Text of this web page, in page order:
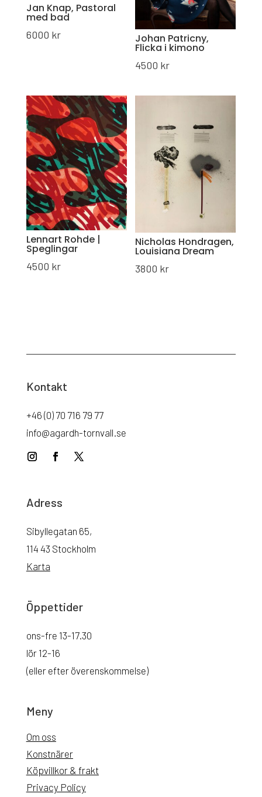
Jan Knap, Pastoral
med bad
6000 kr Johan Patricny,
Flicka i kimono
4500 kr
Lennart Rohde |
Speglingar
4500 kr
Nicholas Hondragen,
Louisiana Dream
3800 kr
Kontakt
+46 (0) 70 716 79 77
info@agardh-tornvall.se
Adress
Sibyllegatan 65,
114 43 Stockholm
Karta
Öppettider
ons-fre 13-17.30
lör 12-16
(eller efter överenskommelse)
Meny
Om oss
Konstnärer
Köpvillkor & frakt
Privacy Policy